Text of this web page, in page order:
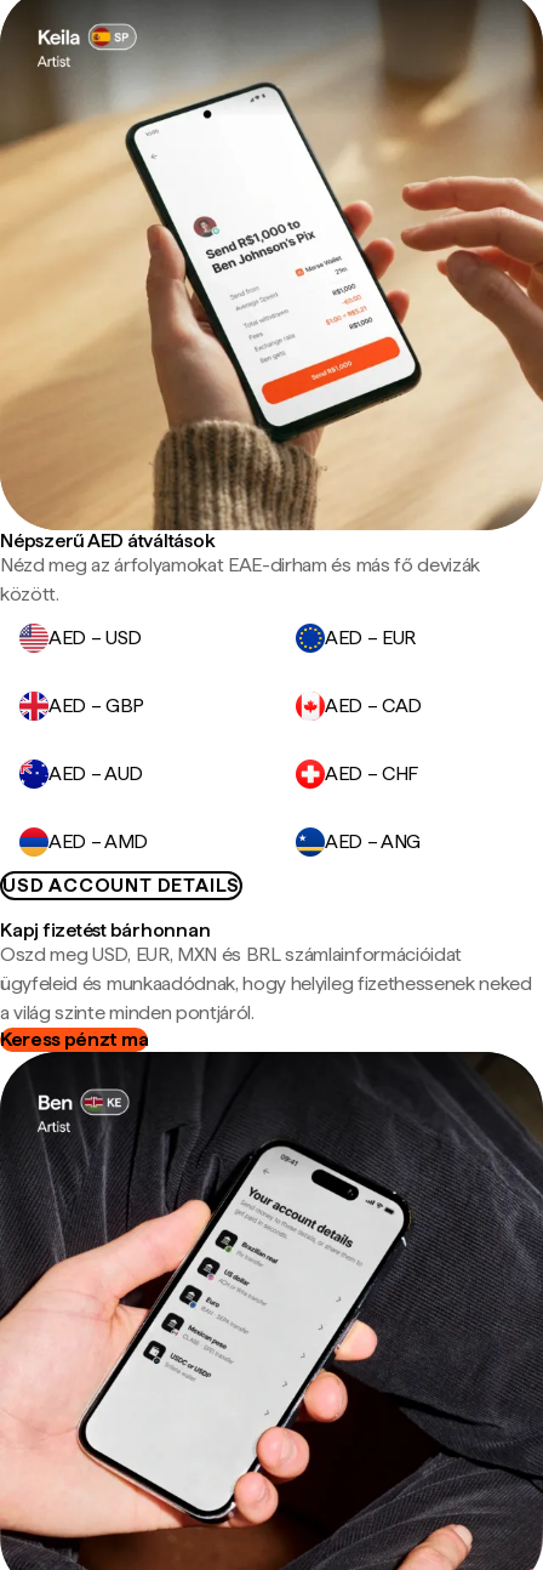
Népszerű AED átváltások
Nézd meg az árfolyamokat EAE-dirham és más fő devizák
között.
AED – USD
AED – EUR
AED – GBP AED – CAD
AED – AUD AED – CHF
AED – AMD
AED – ANG
USD ACCOUNT DETAILS
Kapj fizetést bárhonnan
Oszd meg USD, EUR, MXN és BRL számlainformációidat
ügyfeleid és munkaadódnak, hogy helyileg fizethessenek neked
a világ szinte minden pontjáról.
Keress pénzt ma